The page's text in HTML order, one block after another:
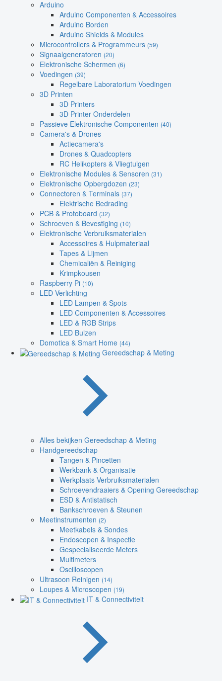
Arduino
Arduino Componenten & Accessoires
Arduino Borden
Arduino Shields & Modules
Microcontrollers & Programmeurs (59)
Signaalgeneratoren (20)
Elektronische Schermen (6)
Voedingen (39)
Regelbare Laboratorium Voedingen
3D Printen
3D Printers
3D Printer Onderdelen
Passieve Elektronische Componenten (40)
Camera's & Drones
Actiecamera's
Drones & Quadcopters
RC Helikopters & Vliegtuigen
Elektronische Modules & Sensoren (31)
Elektronische Opbergdozen (23)
Connectoren & Terminals (37)
Elektrische Bedrading
PCB & Protoboard (32)
Schroeven & Bevestiging (10)
Elektronische Verbruiksmaterialen
Accessoires & Hulpmateriaal
Tapes & Lijmen
Chemicaliën & Reiniging
Krimpkousen
Raspberry Pi (10)
LED Verlichting
LED Lampen & Spots
LED Componenten & Accessoires
LED & RGB Strips
LED Buizen
Domotica & Smart Home (44)
Gereedschap & Meting
Alles bekijken Gereedschap & Meting
Handgereedschap
Tangen & Pincetten
Werkbank & Organisatie
Werkplaats Verbruiksmaterialen
Schroevendraaiers & Opening Gereedschap
ESD & Antistatisch
Bankschroeven & Steunen
Meetinstrumenten (2)
Meetkabels & Sondes
Endoscopen & Inspectie
Gespecialiseerde Meters
Multimeters
Oscilloscopen
Ultrasoon Reinigen (14)
Loupes & Microscopen (19)
IT & Connectiviteit